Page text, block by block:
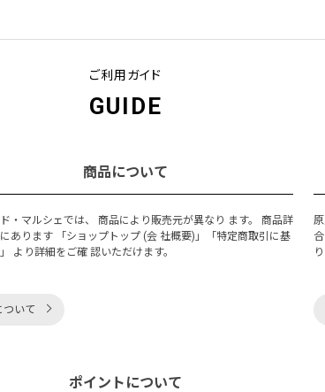
ご利用ガイド
GUIDE
商品について
・マルシェでは、 商品により販売元が異なり ます。 商品詳
あります 「ショップトップ (会 社概要)」「特定商取引に基
より詳細をご確 認いただけます。
ついて
ポイントについて